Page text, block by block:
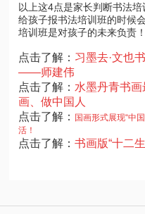
以上这4点是家长判断书法
给孩子报书法培训班的时候
培训班是对孩子的未来负责！
点击了解： 习墨去·文也
——师建伟
点击了解： 水墨丹青书
画、做中国人
点击了解：
国画形式展现“中
活！
点击了解：书画版“十二